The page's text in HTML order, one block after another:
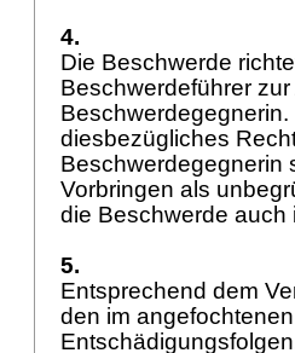
4.
Die Beschwerde
Beschwerdeführer
diesbezügliches
Beschwerdegegnerin
Vorbringen als
die Beschwerde
5.
Entsprechend dem
den im